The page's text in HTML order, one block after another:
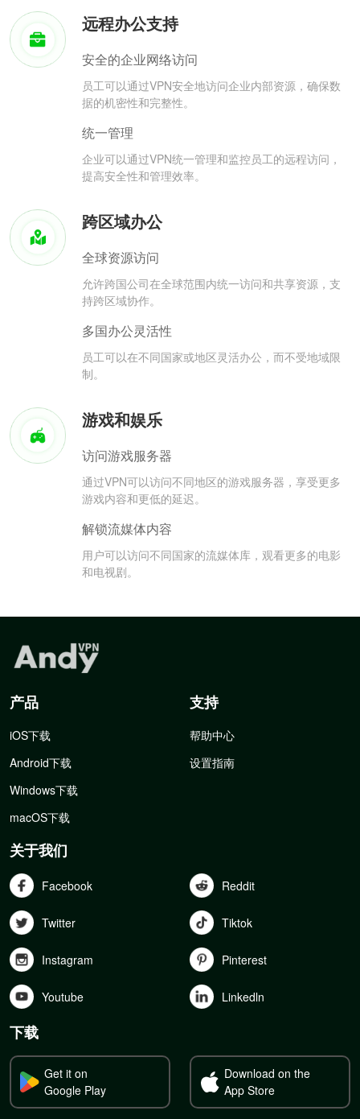
远程办公支持
安全的企业网络访问
员工可以通过VPN安全地访问企业内部资源，确保数
据的机密性和完整性。
统一管理
企业可以通过VPN统一管理和监控员工的远程访问，
提高安全性和管理效率。
跨区域办公
全球资源访问
允许跨国公司在全球范围内统一访问和共享资源，支
持跨区域协作。
多国办公灵活性
员工可以在不同国家或地区灵活办公，而不受地域限
制。
游戏和娱乐
访问游戏服务器
通过VPN可以访问不同地区的游戏服务器，享受更多
游戏内容和更低的延迟。
解锁流媒体内容
用户可以访问不同国家的流媒体库，观看更多的电影
和电视剧。
产品
iOS下载
Android下载
Windows下载
macOS下载
支持
帮助中心
设置指南
关于我们
Facebook Reddit
Twitter Tiktok
Instagram Pinterest
Youtube Linkedln
下载
Get it on
Google Play
Download on the
App Store